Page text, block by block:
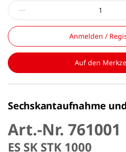
Anmelden /
Auf den
Sechskantaufnahme
Art.-Nr. 761001
ES SK STK 1000